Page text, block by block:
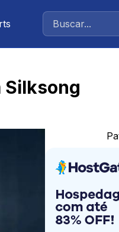
Silksong